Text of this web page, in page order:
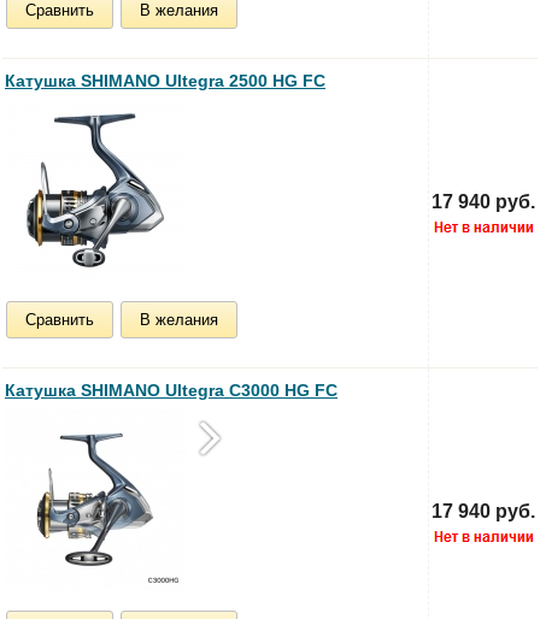
Сравнить В желания
Катушка SHIMANO Ultegra 2500 HG FC
Сравнить В желания
17 940 руб.
Катушка SHIMANO Ultegra C3000 HG FC
17 940 руб.